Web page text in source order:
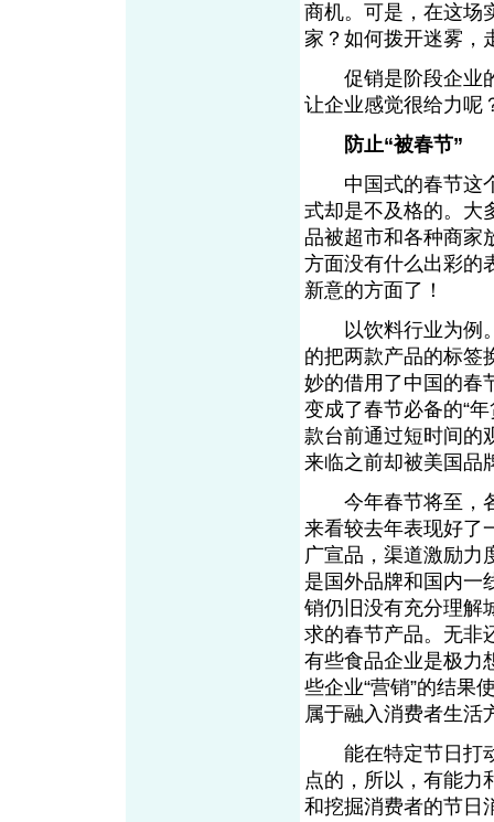
商机。可是，在这场
家？如何拨开迷雾
促销是阶段企业的
让企业感觉很给
防止“被春节”
中国式的春节这个
式却是不及格的。大
品被超市和各种商家
方面没有什么出彩的
新意的方面了！
以饮料行业为例。
的把两款产品的标签
妙的借用了中国的春
变成了春节必备的“
款台前通过短时间的
来临之前却被美国
今年春节将至，各
来看较去年表现好了
广宣品，渠道激励力
是国外品牌和国内一
销仍旧没有充分理解
求的春节产品。无非
有些食品企业是极力
些企业“营销”的结果
属于融入消费者生
能在特定节日打动
点的，所以，有能力
和挖掘消费者的节日